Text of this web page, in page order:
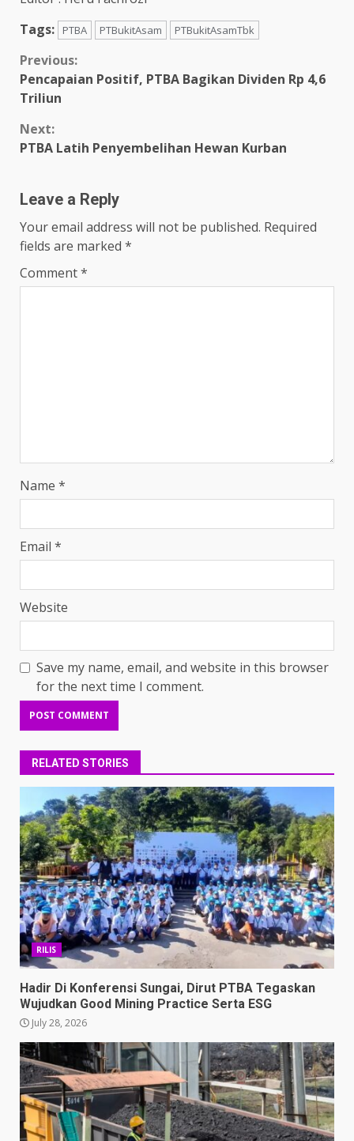
Tags:
PTBA PTBukitAsam PTBukitAsamTbk
Continue
Reading
Previous:
Pencapaian Positif, PTBA Bagikan Dividen Rp 4,6
Triliun
Next:
PTBA Latih Penyembelihan Hewan Kurban
Leave a Reply
Your email address will not be published. Required
fields are marked *
Comment*
Name *
Email *
Website
Save my name, email, and website in this browser
for the next time I comment.
RELATED STORIES
RILIS
Hadir Di Konferensi Sungai, Dirut PTBA Tegaskan
Wujudkan Good Mining Practice Serta ESG
July 28, 2026